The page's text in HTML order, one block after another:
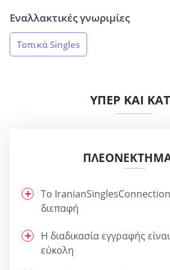
Εναλλακτικές γνωριμίες
Τοπικά Singles
ΥΠΈΡ ΚΑΙ
Το IranianSinglesConnection
διεπαφή
Η διαδικασία εγγραφής
εύκολη